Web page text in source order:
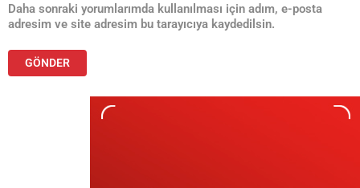
Daha sonraki yorumlarımda kullanılması için adım, e-posta
adresim ve site adresim bu tarayıcıya kaydedilsin.